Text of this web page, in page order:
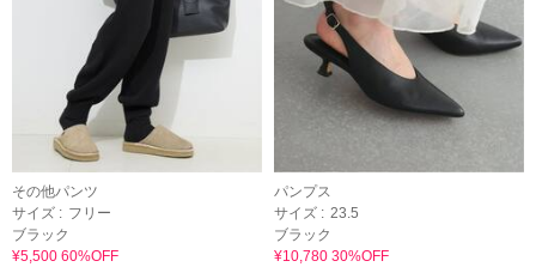
その他パンツ
サイズ : フリー
ブラック
¥5,500 60%OFF
パンプス
サイズ : 23.5
ブラック
¥10,780 30%OFF